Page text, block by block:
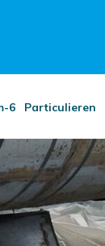
6 Particulieren